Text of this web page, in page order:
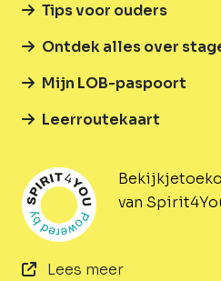
van
Lees meer
Tips voor ouders
Ontdek alles over
Mijn LOB-paspoort
Leerroutekaart